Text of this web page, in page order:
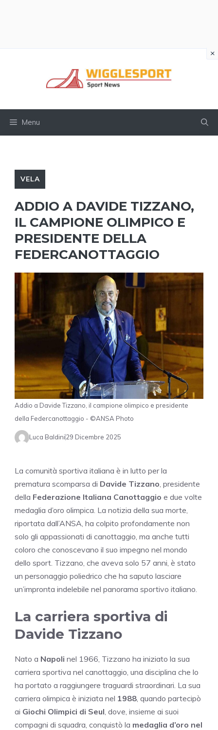
Menu
VELA
ADDIO A DAVIDE TIZZANO,
IL CAMPIONE OLIMPICO E
PRESIDENTE DELLA
FEDERCANOTTAGGIO
Addio a Davide Tizzano, il campione olimpico e presidente
della Federcanottaggio - ©ANSA Photo
Luca Baldini29 Dicembre 2025
La comunità sportiva italiana è in lutto per la
prematura scomparsa di Davide Tizzano , presidente
della Federazione Italiana Canottaggio e due volte
medaglia d’oro olimpica. La notizia della sua morte,
riportata dall’ANSA, ha colpito profondamente non
solo gli appassionati di canottaggio, ma anche tutti
coloro che conoscevano il suo impegno nel mondo
dello sport. Tizzano, che aveva solo 57 anni, è stato
un personaggio poliedrico che ha saputo lasciare
un’impronta indelebile nel panorama sportivo italiano.
La carriera sportiva di
Davide Tizzano
Nato a Napoli nel 1966, Tizzano ha iniziato la sua
carriera sportiva nel canottaggio, una disciplina che lo
ha portato a raggiungere traguardi straordinari. La sua
carriera olimpica è iniziata nel 1988 , quando partecipò
ai Giochi Olimpici di Seul , dove, insieme ai suoi
compagni di squadra, conquistò la medaglia d’oro nel
×